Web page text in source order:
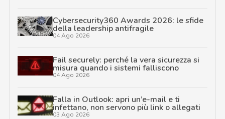
Cybersecurity360 Awards 2026: le sfide
della leadership antifragile
04 Ago 2026
Fail securely: perché la vera sicurezza si
misura quando i sistemi falliscono
04 Ago 2026
Falla in Outlook: apri un’e-mail e ti
infettano, non servono più link o allegati
03 Ago 2026